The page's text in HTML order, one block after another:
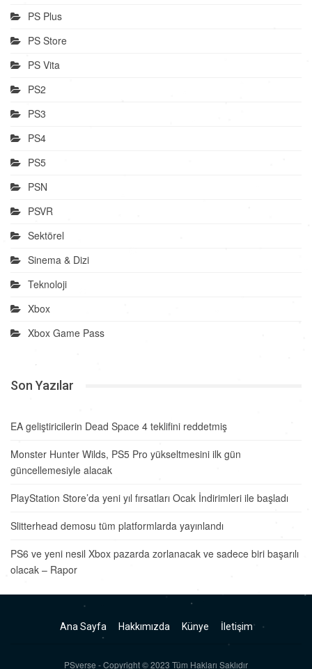
PS Plus
PS Store
PS Vita
PS2
PS3
PS4
PS5
PSN
PSVR
Sektörel
Sinema & Dizi
Teknoloji
Xbox
Xbox Game Pass
Son Yazılar
EA geliştiricilerin Dead Space 4 teklifini reddetmiş
Monster Hunter Wilds, PS5 Pro yükseltmesini ilk gün
güncellemesiyle alacak
PlayStation Store’da yeni yıl fırsatları Ocak İndirimleri ile başladı
Slitterhead demosu tüm platformlarda yayınlandı
PS6 ve yeni nesil Xbox pazarda zorlanacak ve sadece biri başarılı
olacak – Rapor
Ana Sayfa Hakkımızda Künye İletişim
PSverse - Copyright © 2023 Tüm Hakları Saklıdır